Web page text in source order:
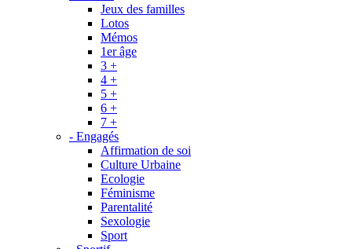
Jeux des familles
Lotos
Mémos
1er âge
3 +
4 +
5 +
6 +
7 +
- Engagés
Affirmation de soi
Culture Urbaine
Ecologie
Féminisme
Parentalité
Sexologie
Sport